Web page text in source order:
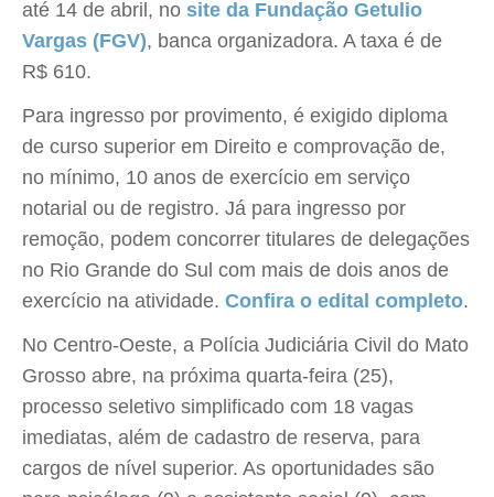
até 14 de abril, no site da Fundação Getulio
Vargas (FGV), banca organizadora. A taxa é de
R$ 610.
Para ingresso por provimento, é exigido diploma
de curso superior em Direito e comprovação de,
no mínimo, 10 anos de exercício em serviço
notarial ou de registro. Já para ingresso por
remoção, podem concorrer titulares de delegações
no Rio Grande do Sul com mais de dois anos de
exercício na atividade. Confira o edital completo.
No Centro-Oeste, a Polícia Judiciária Civil do Mato
Grosso abre, na próxima quarta-feira (25),
processo seletivo simplificado com 18 vagas
imediatas, além de cadastro de reserva, para
cargos de nível superior. As oportunidades são